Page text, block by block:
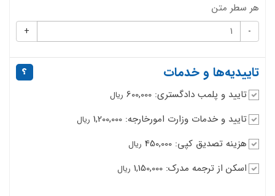
هر سطر متن
-
+
تاییدیه‌ها و خدمات
تایید و پلمب دادگستری: 600,000 ریال
تایید و خدمات وزارت امورخارجه: 1,200,000 ریال
هزینه تصدیق کپی: 450,000 ریال
اسکن از ترجمه مدرک: 1,150,000 ریال